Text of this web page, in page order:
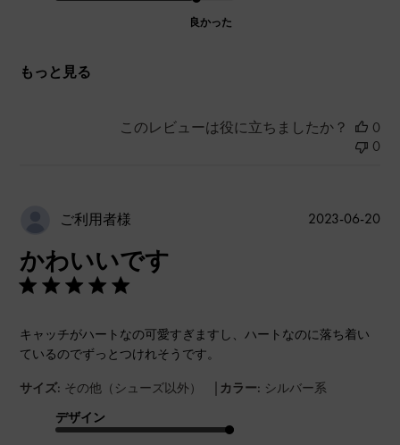
良かった
もっと見る
このレビューは役に立ちましたか？
0
0
ご利用者様
かわいいです
キャッチがハートなの可愛すぎますし、ハートなのに落ち着い
ているのでずっとつけれそうです。
サイズ: その他（シューズ以外） | カラー: シルバー系
デザイン
公
2023-06-20